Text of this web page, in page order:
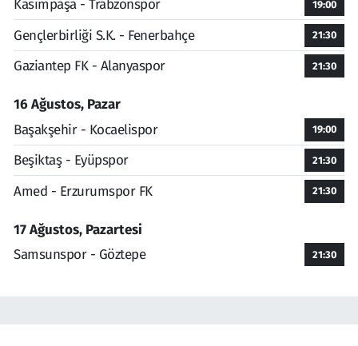
Kasımpaşa - Trabzonspor 19:00
Gençlerbirliği S.K. - Fenerbahçe 21:30
Gaziantep FK - Alanyaspor 21:30
16 Ağustos, Pazar
Başakşehir - Kocaelispor
19:00
Beşiktaş - Eyüpspor 21:30
Amed - Erzurumspor FK 21:30
17 Ağustos, Pazartesi
Samsunspor - Göztepe
21:30